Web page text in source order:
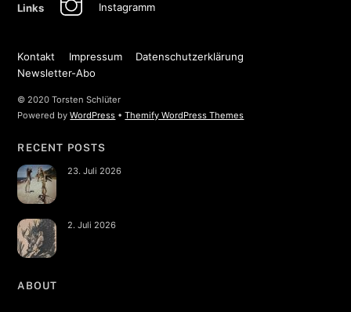
Links Instagramm
Kontakt Impressum
Datenschutzerklärung
Newsletter-Abo
© 2020 Torsten Schlüter
Powered byWordPress •Themify WordPress Themes
RECENT POSTS
23. Juli 2026
2. Juli 2026
ABOUT